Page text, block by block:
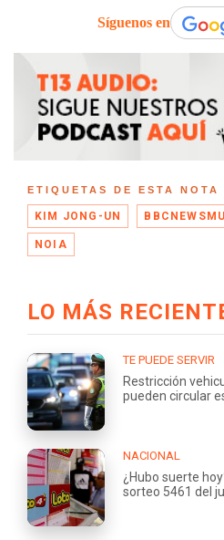
Síguenos en
ETIQUETAS DE ESTA NOTA
KIM JONG-UN
NOIA
LO MÁS
TE PUEDE SERVIR
Restricción
pueden circular
NACIONAL
¿Hubo suerte
sorteo 5461 del